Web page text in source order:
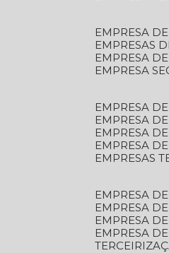
EMPRESA
EMPRESAS
EMPRESA
EMPRESA
EMPRESA
EMPRESA
EMPRESA
EMPRESA
EMPRESAS
EMPRESA
EMPRESA
EMPRESA
EMPRESA